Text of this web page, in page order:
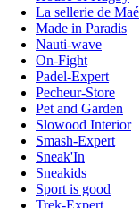
La sellerie de Maé
Made in Paradis
Nauti-wave
On-Fight
Padel-Expert
Pecheur-Store
Pet and Garden
Slowood Interior
Smash-Expert
Sneak'In
Sneakids
Sport is good